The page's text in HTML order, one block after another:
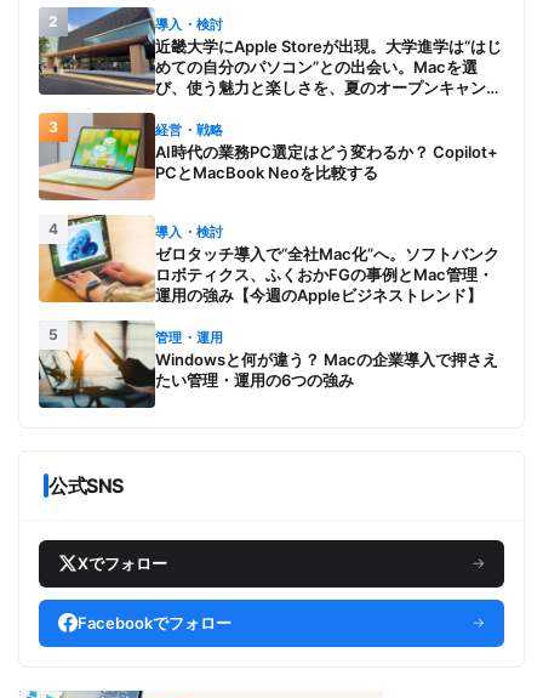
2 導入・検討
近畿大学にApple Storeが出現。大学進学は“はじ
めての自分のパソコン”との出会い。Macを選
び、使う魅力と楽しさを、夏のオープンキャンパ
3 経営・戦略
AI時代の業務PC選定はどう変わるか？ Copilot+
PCとMacBook Neoを比較する
4 導入・検討
ゼロタッチ導入で“全社Mac化”へ。ソフトバンク
ロボティクス、ふくおかFGの事例とMac管理・
運用の強み【今週のAppleビジネストレンド】
5 管理・運用
Windowsと何が違う？ Macの企業導入で押さえ
たい管理・運用の6つの強み
公式SNS
Xでフォロー →
Facebookでフォロー →